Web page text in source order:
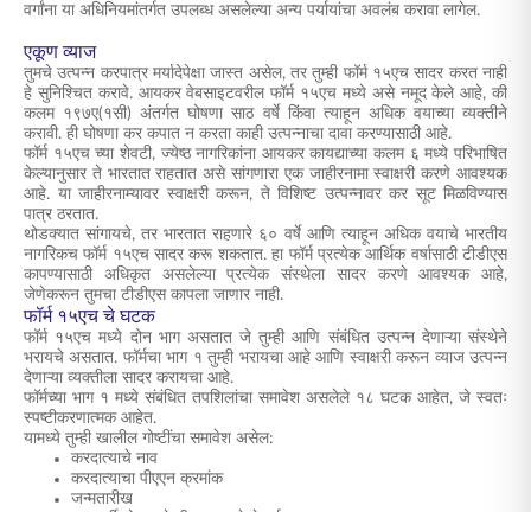
वर्गांना या अधिनियमांतर्गत उपलब्ध असलेल्या अन्य पर्यायांचा अवलंब करावा लागेल.
एकूण व्याज
तुमचे उत्पन्न करपात्र मर्यादेपेक्षा जास्त असेल, तर तुम्ही फॉर्म १५एच सादर करत नाही
हे सुनिश्चित करावे. आयकर वेबसाइटवरील फॉर्म १५एच मध्ये असे नमूद केले आहे, की
कलम १९७ए(१सी) अंतर्गत घोषणा साठ वर्षे किंवा त्याहून अधिक वयाच्या व्यक्तीने
करावी. ही घोषणा कर कपात न करता काही उत्पन्नाचा दावा करण्यासाठी आहे.
फॉर्म १५एच च्या शेवटी, ज्येष्ठ नागरिकांना आयकर कायद्याच्या कलम ६ मध्ये परिभाषित
केल्यानुसार ते भारतात राहतात असे सांगणारा एक जाहीरनामा स्वाक्षरी करणे आवश्यक
आहे. या जाहीरनाम्यावर स्वाक्षरी करून, ते विशिष्ट उत्पन्नावर कर सूट मिळविण्यास
पात्र ठरतात.
थोडक्यात सांगायचे, तर भारतात राहणारे ६० वर्षे आणि त्याहून अधिक वयाचे भारतीय
नागरिकच फॉर्म १५एच सादर करू शकतात. हा फॉर्म प्रत्येक आर्थिक वर्षासाठी टीडीएस
कापण्यासाठी अधिकृत असलेल्या प्रत्येक संस्थेला सादर करणे आवश्यक आहे,
जेणेकरून तुमचा टीडीएस कापला जाणार नाही.
फॉर्म १५एच चे घटक
फॉर्म १५एच मध्ये दोन भाग असतात जे तुम्ही आणि संबंधित उत्पन्न देणाऱ्या संस्थेने
भरायचे असतात. फॉर्मचा भाग १ तुम्ही भरायचा आहे आणि स्वाक्षरी करून व्याज उत्पन्न
देणाऱ्या व्यक्तीला सादर करायचा आहे.
फॉर्मच्या भाग १ मध्ये संबंधित तपशिलांचा समावेश असलेले १८ घटक आहेत, जे स्वतः
स्पष्टीकरणात्मक आहेत.
यामध्ये तुम्ही खालील गोष्टींचा समावेश असेल:
करदात्याचे नाव
करदात्याचा पीएएन क्रमांक
जन्मतारीख